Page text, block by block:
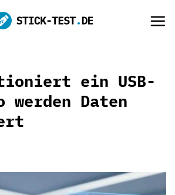
ein USB-
werden Daten